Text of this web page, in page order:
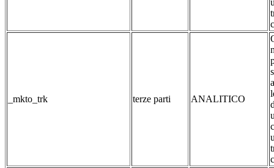
_mkto_trk terze parti ANALITICO